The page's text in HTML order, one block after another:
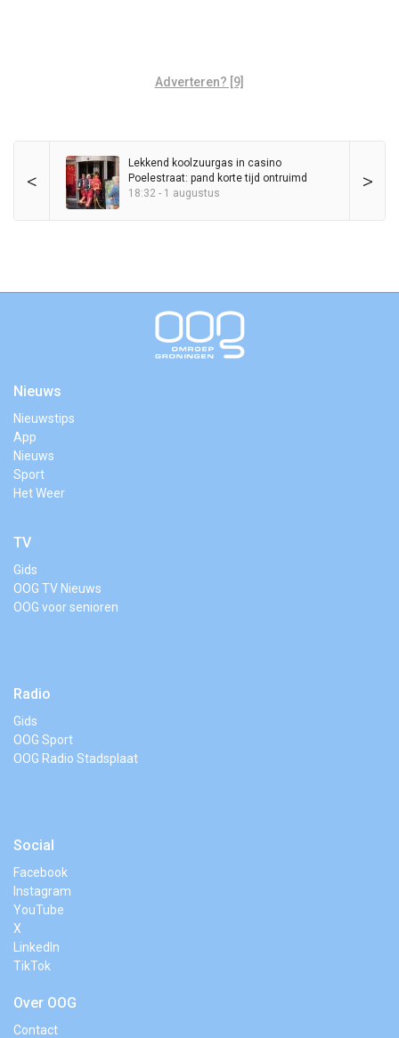
Adverteren? [9]
< >
Lekkend koolzuurgas in casino
Poelestraat: pand korte tijd ontruimd
18:32 - 1 augustus
Nieuws
Nieuwstips
App
Nieuws
Sport
Het Weer
TV
Gids
OOG TV Nieuws
OOG voor senioren
Radio
Gids
OOG Sport
OOG Radio Stadsplaat
Social
Facebook
Instagram
YouTube
X
LinkedIn
TikTok
Over OOG
Contact